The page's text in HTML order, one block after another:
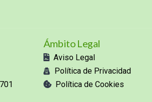
Ámbito Legal
Aviso Legal
Política de Privacidad
Política de Cookies